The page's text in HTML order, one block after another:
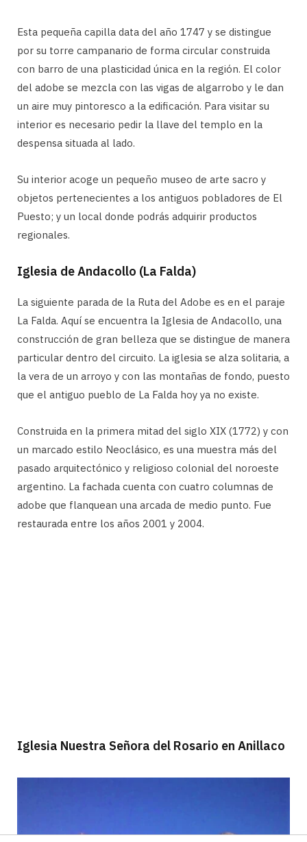
Esta pequeña capilla data del año 1747 y se distingue
por su torre campanario de forma circular construida
con barro de una plasticidad única en la región. El color
del adobe se mezcla con las vigas de algarrobo y le dan
un aire muy pintoresco a la edificación. Para visitar su
interior es necesario pedir la llave del templo en la
despensa situada al lado.
Su interior acoge un pequeño museo de arte sacro y
objetos pertenecientes a los antiguos pobladores de El
Puesto; y un local donde podrás adquirir productos
regionales.
Iglesia de Andacollo (La Falda)
La siguiente parada de la Ruta del Adobe es en el paraje
La Falda. Aquí se encuentra la Iglesia de Andacollo, una
construcción de gran belleza que se distingue de manera
particular dentro del circuito. La iglesia se alza solitaria, a
la vera de un arroyo y con las montañas de fondo, puesto
que el antiguo pueblo de La Falda hoy ya no existe.
Construida en la primera mitad del siglo XIX (1772) y con
un marcado estilo Neoclásico, es una muestra más del
pasado arquitectónico y religioso colonial del noroeste
argentino. La fachada cuenta con cuatro columnas de
adobe que flanquean una arcada de medio punto. Fue
restaurada entre los años 2001 y 2004.
Iglesia Nuestra Señora del Rosario en Anillaco